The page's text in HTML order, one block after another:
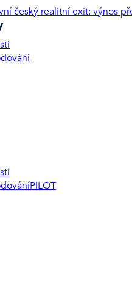
český realitní exit: výnos
PILOT